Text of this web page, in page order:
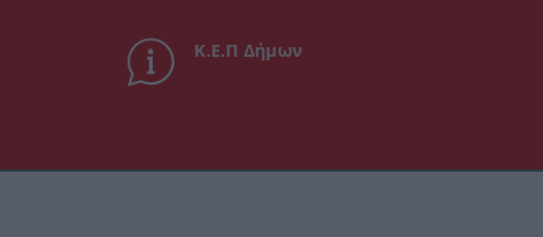
Κ.Ε.Π Δήμων